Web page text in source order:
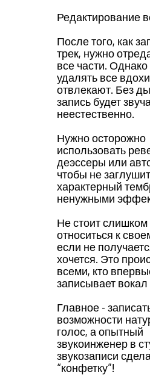
Редактирование
После того, как
трек, нужно
все части. Однако
удалять все
отвлекают. Без
запись будет
неестественно.
Нужно осторожно
использовать
деэссеры или
чтобы не
характерный
ненужными
Не стоит слишком
относиться к
если не
хочется. Это
всеми, кто
записывает
Главное -
возможности
голос, а опытный
звукоинженер в
звукозаписи
“конфетку”!